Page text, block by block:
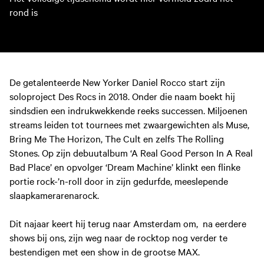
rond is
De getalenteerde New Yorker Daniel Rocco start zijn
soloproject Des Rocs in 2018. Onder die naam boekt hij
sindsdien een indrukwekkende reeks successen. Miljoenen
streams leiden tot tournees met zwaargewichten als Muse,
Bring Me The Horizon, The Cult en zelfs The Rolling
Stones. Op zijn debuutalbum ‘A Real Good Person In A Real
Bad Place’ en opvolger ‘Dream Machine’ klinkt een flinke
portie rock-’n-roll door in zijn gedurfde, meeslepende
slaapkamerarenarock.
Dit najaar keert hij terug naar Amsterdam om, na eerdere
shows bij ons, zijn weg naar de rocktop nog verder te
bestendigen met een show in de grootse MAX.